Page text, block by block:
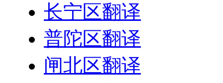
长宁区翻译
普陀区翻译
闸北区翻译